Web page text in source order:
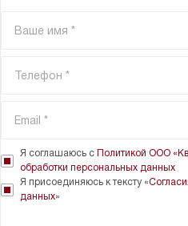
Я соглашаюсь с Политикой ООО
обработки персональных данных
Я присоединяюсь к тексту «
данных»